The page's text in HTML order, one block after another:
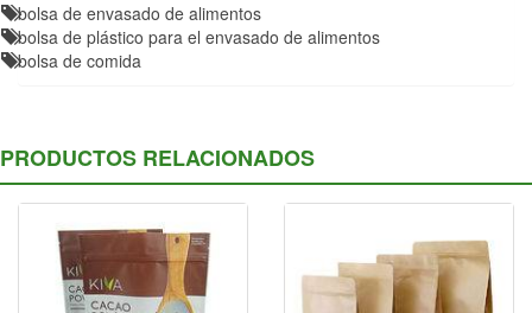
bolsa de envasado de alimentos
bolsa de plástico para el envasado de alimentos
bolsa de comida
PRODUCTOS RELACIONADOS